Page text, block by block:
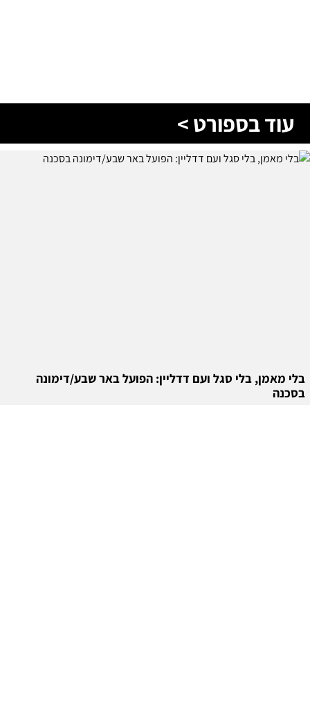
עוד בספורט >
בלי מאמן, בלי סגל ועם דדליין: הפועל באר שבע/דימונה
בסכנה